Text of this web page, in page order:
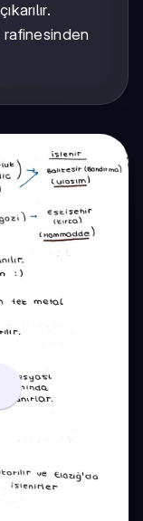
rafinesinden